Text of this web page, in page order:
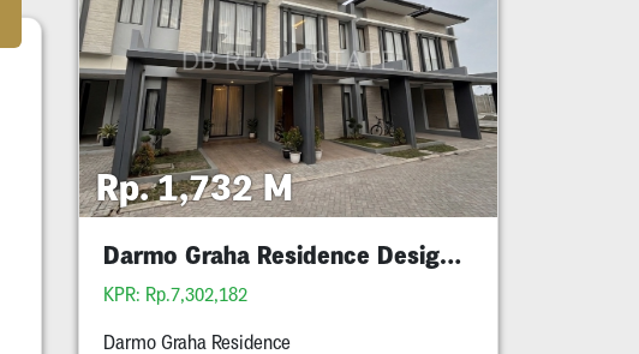
Rp. 1,732 M
Darmo Graha Residence Design Baru Mewah
KPR: Rp.7,302,182
Darmo Graha Residence